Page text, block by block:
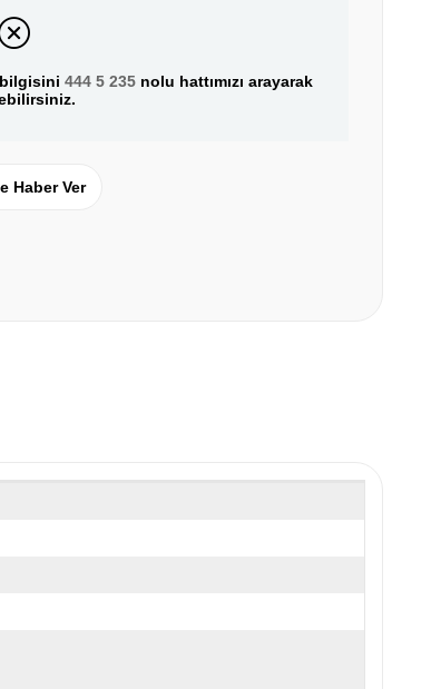
444 5 235nolu hattımızı arayarak
Haber Ver